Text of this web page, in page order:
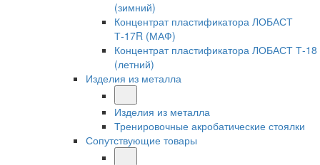
(зимний)
Концентрат пластификатора ЛОБАСТ
Т-17R (МАФ)
Концентрат пластификатора ЛОБАСТ Т-18
(летний)
Изделия из металла
Изделия из металла
Тренировочные акробатические стоялки
Сопутствующие товары